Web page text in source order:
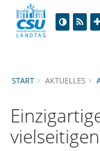
START AKTUELLES